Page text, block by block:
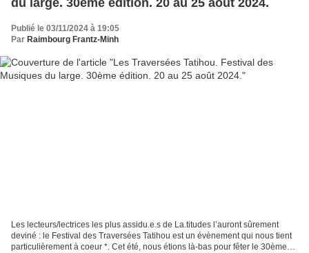
du large. 30ème édition. 20 au 25 août 2024.
Publié le 03/11/2024 à 19:05
Par Raimbourg Frantz-Minh
Les lecteurs/lectrices les plus assidu.e.s de La.titudes l’auront sûrement
deviné : le Festival des Traversées Tatihou est un évènement qui nous tient
particulièrement à coeur *. Cet été, nous étions là-bas pour fêter le 30ème